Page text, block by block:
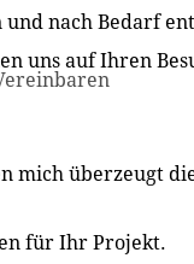
nach Bedarf
uns auf Ihren
mich überzeugt
für Ihr Projekt.